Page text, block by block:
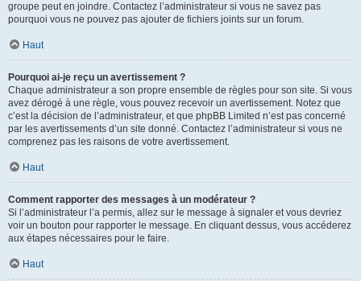
groupe peut en joindre. Contactez l’administrateur si vous ne savez pas
pourquoi vous ne pouvez pas ajouter de fichiers joints sur un forum.
Haut
Pourquoi ai-je reçu un avertissement ?
Chaque administrateur a son propre ensemble de règles pour son site. Si vous
avez dérogé à une règle, vous pouvez recevoir un avertissement. Notez que
c’est la décision de l’administrateur, et que phpBB Limited n’est pas concerné
par les avertissements d’un site donné. Contactez l’administrateur si vous ne
comprenez pas les raisons de votre avertissement.
Haut
Comment rapporter des messages à un modérateur ?
Si l’administrateur l’a permis, allez sur le message à signaler et vous devriez
voir un bouton pour rapporter le message. En cliquant dessus, vous accéderez
aux étapes nécessaires pour le faire.
Haut